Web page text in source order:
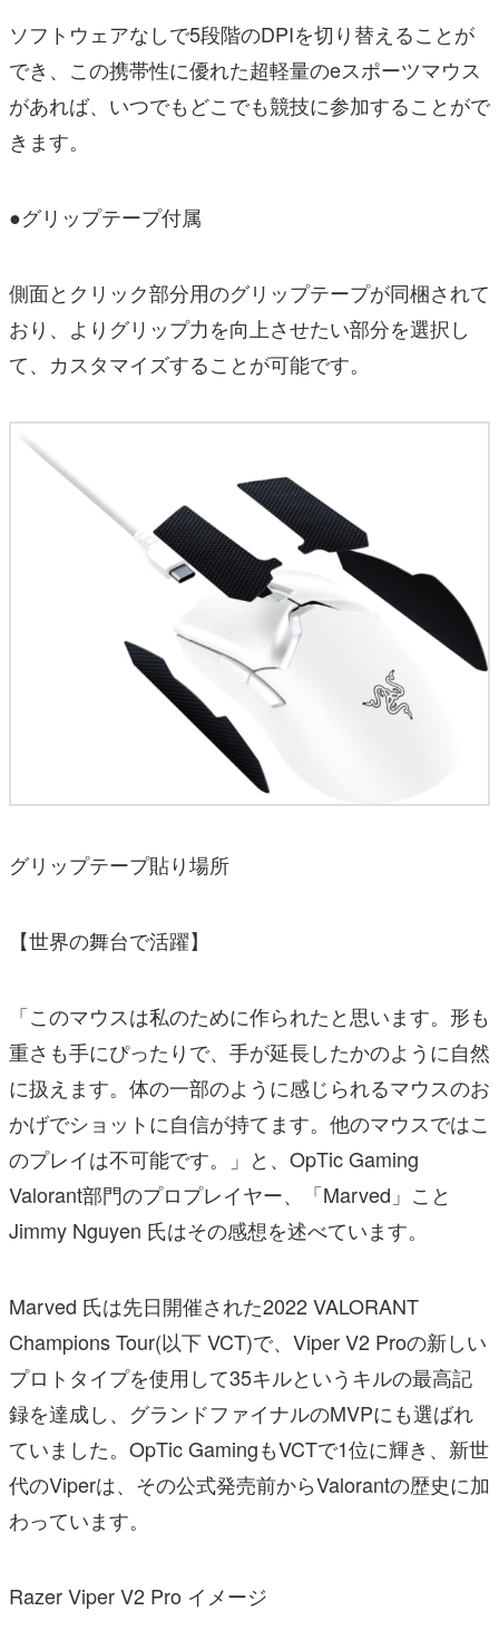
ソフトウェアなしで5段階のDPIを切り替えることが
でき、この携帯性に優れた超軽量のeスポーツマウス
があれば、いつでもどこでも競技に参加することがで
きます。
●グリップテープ付属
側面とクリック部分用のグリップテープが同梱されて
おり、よりグリップ力を向上させたい部分を選択し
て、カスタマイズすることが可能です。
グリップテープ貼り場所
【世界の舞台で活躍】
「このマウスは私のために作られたと思います。形も
重さも手にぴったりで、手が延長したかのように自然
に扱えます。体の一部のように感じられるマウスのお
かげでショットに自信が持てます。他のマウスではこ
のプレイは不可能です。」と、OpTic Gaming
Valorant部門のプロプレイヤー、「Marved」こと
Jimmy Nguyen 氏はその感想を述べています。
Marved 氏は先日開催された2022 VALORANT
Champions Tour(以下 VCT)で、Viper V2 Proの新しい
プロトタイプを使用して35キルというキルの最高記
録を達成し、グランドファイナルのMVPにも選ばれ
ていました。OpTic GamingもVCTで1位に輝き、新世
代のViperは、その公式発売前からValorantの歴史に加
わっています。
Razer Viper V2 Pro イメージ